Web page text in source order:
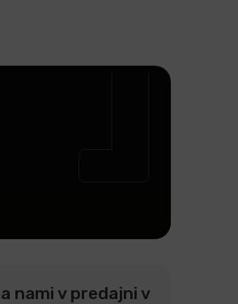
nami v predajni v